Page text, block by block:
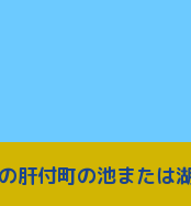
肝付町の池または